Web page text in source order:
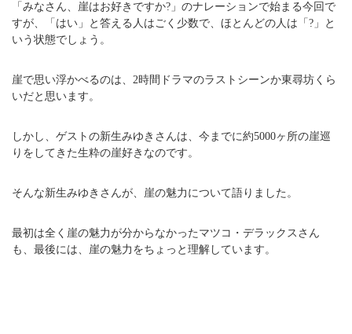
「みなさん、崖はお好きですか?」のナレーションで始まる今回で
すが、「はい」と答える人はごく少数で、ほとんどの人は「?」と
いう状態でしょう。
崖で思い浮かべるのは、2時間ドラマのラストシーンか東尋坊くら
いだと思います。
しかし、ゲストの新生みゆきさんは、今までに約5000ヶ所の崖巡
りをしてきた生粋の崖好きなのです。
そんな新生みゆきさんが、崖の魅力について語りました。
最初は全く崖の魅力が分からなかったマツコ・デラックスさん
も、最後には、崖の魅力をちょっと理解しています。